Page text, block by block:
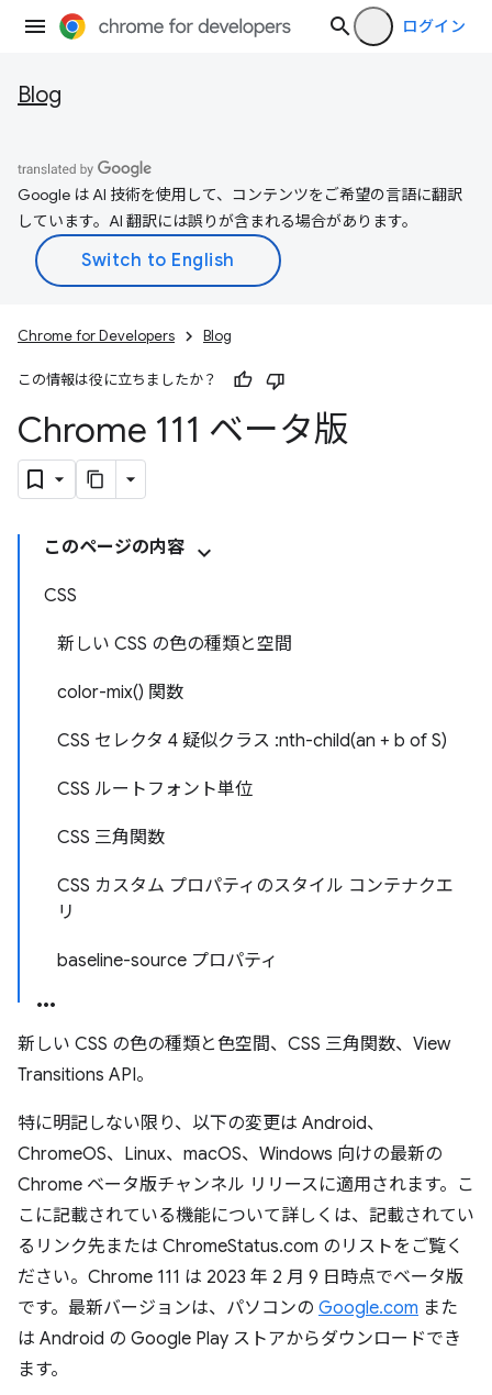
ログイン
Blog
Google は AI 技術を使用して、コンテンツをご希望の言語に翻訳
しています。AI 翻訳には誤りが含まれる場合があります。
Chrome for Developers Blog
この情報は役に立ちましたか？
Chrome 111 ベータ版
このページの内容
CSS
新しい CSS の色の種類と空間
color-mix() 関数
CSS セレクタ 4 疑似クラス :nth-child(an + b of S)
CSS ルートフォント単位
CSS 三角関数
CSS カスタム プロパティのスタイル コンテナクエ
リ
baseline-source プロパティ
新しい CSS の色の種類と色空間、CSS 三角関数、View
Transitions API。
特に明記しない限り、以下の変更は Android、
ChromeOS、Linux、macOS、Windows 向けの最新の
Chrome ベータ版チャンネル リリースに適用されます。こ
こに記載されている機能について詳しくは、記載されてい
るリンク先または ChromeStatus.com のリストをご覧く
ださい。Chrome 111 は 2023 年 2 月 9 日時点でベータ版
です。最新バージョンは、パソコンの Google.com また
は Android の Google Play ストアからダウンロードでき
ます。